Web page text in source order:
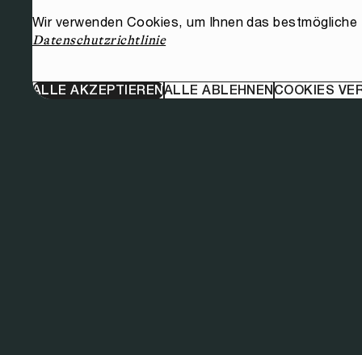
Wir verwenden Cookies, um Ihnen das
Datenschutzrichtlinie
ALLE AKZEPTIERENALLE ABLEHNENCOOKIES